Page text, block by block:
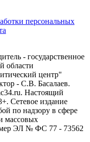
персональных
- государственное
области
центр"
- С.В. Басалаев.
Настоящий
Сетевое издание
по надзору в сфере
массовых
ЭЛ № ФС 77 - 73562